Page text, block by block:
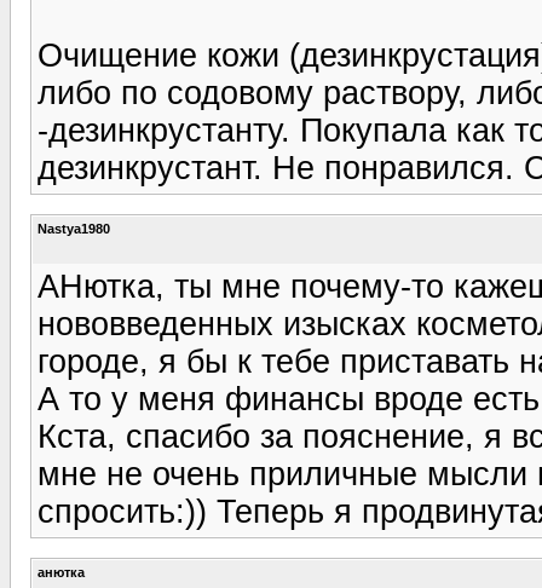
Очищение кожи
либо по содовому раствору,
-дезинкрустанту. Покупала как
дезинкрустант. Не понравился.
Nastya1980
АНютка, ты мне почему-то
нововведенных изысках
городе, я бы к тебе приставать
А то у меня финансы вроде
Кста, спасибо за пояснение, я
мне не очень приличные мысли
спросить:)) Теперь я
анютка